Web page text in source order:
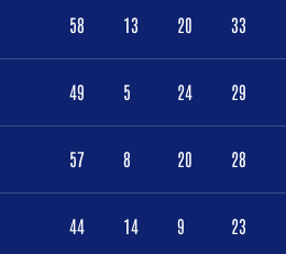
58 13 20 33
49 5 24 29
57 8 20 28
44 14 9 23